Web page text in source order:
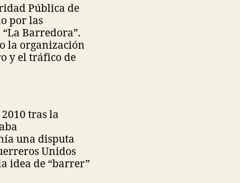
Pública de
por las
Barredora”.
la organización
y el tráfico de
tras la
una disputa
Unidos
idea de “barrer”